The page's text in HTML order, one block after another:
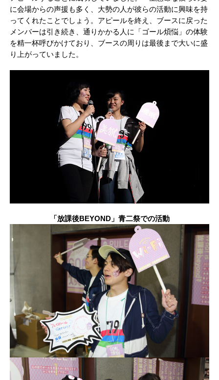
に会場からの声援も多く、大勢の人が彼らの活動に興味を持
ってくれたことでしょう。アピールを終え、ブースに戻った
メンバーは引き続き、通りかかる人に「ゴール煩悩」の体験
を精一杯呼びかけており、ブースの周りは最後まで大いに盛
り上がっていました。
「放課後BEYOND」青二祭での活動